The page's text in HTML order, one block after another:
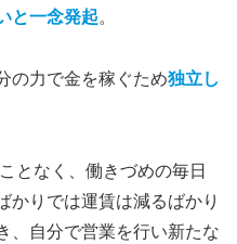
と一念発起。
の力で金を稼ぐため独立し
となく、働きづめの毎日
かりでは運賃は減るばかり
、自分で営業を行い新たな